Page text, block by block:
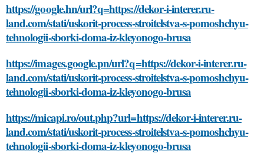
https://google.hn/url?q=https://dekor-i-interer.ru-
land.com/stati/uskorit-process-stroitelstva-s-pomoshchyu-
tehnologii-sborki-doma-iz-kleyonogo-brusa
https://images.google.pn/url?q=https://dekor-i-interer.ru-
land.com/stati/uskorit-process-stroitelstva-s-pomoshchyu-
tehnologii-sborki-doma-iz-kleyonogo-brusa
https://micapi.ro/out.php?url=https://dekor-i-interer.ru-
land.com/stati/uskorit-process-stroitelstva-s-pomoshchyu-
tehnologii-sborki-doma-iz-kleyonogo-brusa